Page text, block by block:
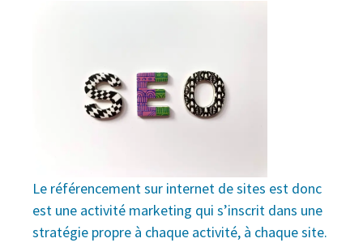
Le référencement sur internet de sites est donc
est une activité marketing qui s’inscrit dans une
stratégie propre à chaque activité, à chaque site.